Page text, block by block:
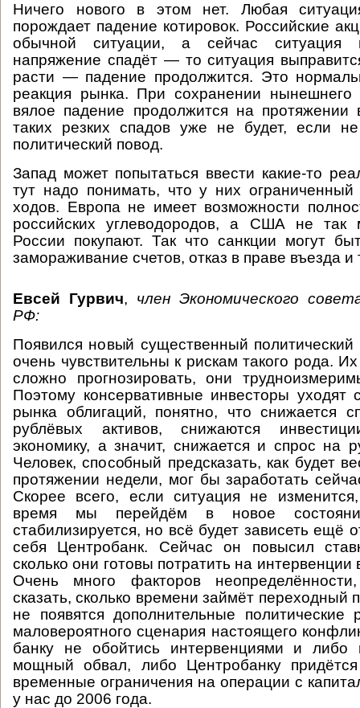
Ничего нового в этом нет. Любая
порождает падение котировок. Российские
обычной ситуации, а сейчас ситуация
напряжение спадёт — то ситуация
расти — падение продолжится. Это
реакция рынка. При сохранении
вялое падение продолжится на протяжении
таких резких спадов уже не будет, если
политический повод.
Запад может попытаться ввести какие-то
тут надо понимать, что у них
ходов. Европа не имеет возможности
российских углеводородов, а США не так
России покупают. Так что санкции могут
замораживание счетов, отказ в праве въезда и
Евсей Гурвич, член Экономического
РФ:
Появился новый существенный
очень чувствительны к рискам такого рода.
сложно прогнозировать, они
Поэтому консервативные инвесторы
рынка облигаций, понятно, что снижается
рублёвых активов, снижаются
экономику, а значит, снижается и спрос на
Человек, способный предсказать, как будет
протяжении недели, мог бы заработать
Скорее всего, если ситуация не
время мы перейдём в новое
стабилизируется, но всё будет зависеть ещё
себя Центробанк. Сейчас он повысил
сколько они готовы потратить на интервенции
Очень много факторов
сказать, сколько времени займёт переходный
не появятся дополнительные
маловероятного сценария настоящего
банку не обойтись интервенциями и либо
мощный обвал, либо Центробанку придётся
временные ограничения на операции с
у нас до 2006 года.